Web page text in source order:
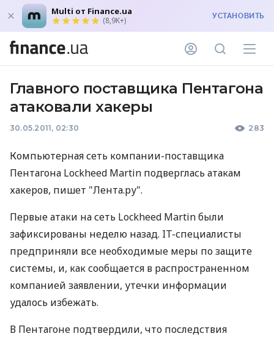
Multi от Finance.ua
(8,9K+) УСТАНОВИТЬ
Главного поставщика Пентагона
атаковали хакеры
30.05.2011, 02:30 283
Компьютерная сеть компании-поставщика
Пентагона Lockheed Martin подверглась атакам
хакеров, пишет "Лента.ру".
Первые атаки на сеть Lockheed Martin были
зафиксированы неделю назад. IT-специалисты
предприняли все необходимые меры по защите
системы, и, как сообщается в распространенном
компанией заявлении, утечки информации
удалось избежать.
В Пентагоне подтвердили, что последствия